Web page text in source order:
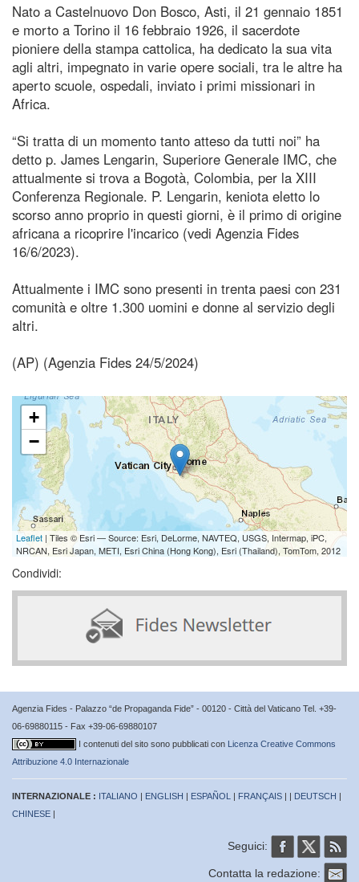
Nato a Castelnuovo Don Bosco, Asti, il 21 gennaio 1851
e morto a Torino il 16 febbraio 1926, il sacerdote
pioniere della stampa cattolica, ha dedicato la sua vita
agli altri, impegnato in varie opere sociali, tra le altre ha
aperto scuole, ospedali, inviato i primi missionari in
Africa.
“Si tratta di un momento tanto atteso da tutti noi” ha
detto p. James Lengarin, Superiore Generale IMC, che
attualmente si trova a Bogotà, Colombia, per la XIII
Conferenza Regionale. P. Lengarin, keniota eletto lo
scorso anno proprio in questi giorni, è il primo di origine
africana a ricoprire l'incarico (vedi Agenzia Fides
16/6/2023).
Attualmente i IMC sono presenti in trenta paesi con 231
comunità e oltre 1.300 uomini e donne al servizio degli
altri.
(AP) (Agenzia Fides 24/5/2024)
+
−
Leaflet | Tiles © Esri — Source: Esri, DeLorme, NAVTEQ, USGS, Intermap, iPC,
NRCAN, Esri Japan, METI, Esri China (Hong Kong), Esri (Thailand), TomTom, 2012
Condividi:
Agenzia Fides - Palazzo “de Propaganda Fide” - 00120 - Città del Vaticano Tel. +39-
06-69880115 - Fax +39-06-69880107
I contenuti del sito sono pubblicati con Licenza Creative Commons
Attribuzione 4.0 Internazionale
INTERNAZIONALE : ITALIANO | ENGLISH | ESPAÑOL | FRANÇAIS | | DEUTSCH |
CHINESE |
Seguici:
Contatta la redazione: